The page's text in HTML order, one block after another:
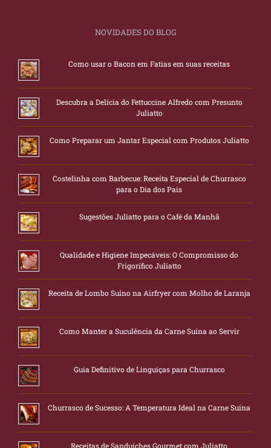
NOVIDADES DO BLOG
Como usar o Bacon em Fatias em suas receitas
Descubra a Delícia do Fettuccine Alfredo com Presunto
Juliatto
Como Preparar um Jantar Especial com Produtos Juliatto
Costelinha com Barbecue: Receita Especial de Churrasco
para o Dia dos Pais
Sugestões Juliatto para o Café da Manhã
Qualidade e Higiene Impecáveis: O Compromisso do
Frigorífico Juliatto
Receita de Lombo Suíno na Airfryer com Molho de Laranja
Como Manter a Suculência da Carne Suína ao Servir
Guia Definitivo de Linguiças para Churrasco
Churrasco de Sucesso: A Temperatura Ideal na Carne Suína
Receitas de Sanduíches Gourmet com Juliatto